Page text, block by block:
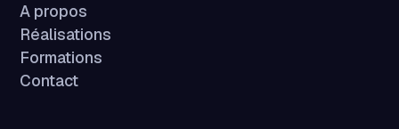
A propos
Réalisations
Formations
Contact